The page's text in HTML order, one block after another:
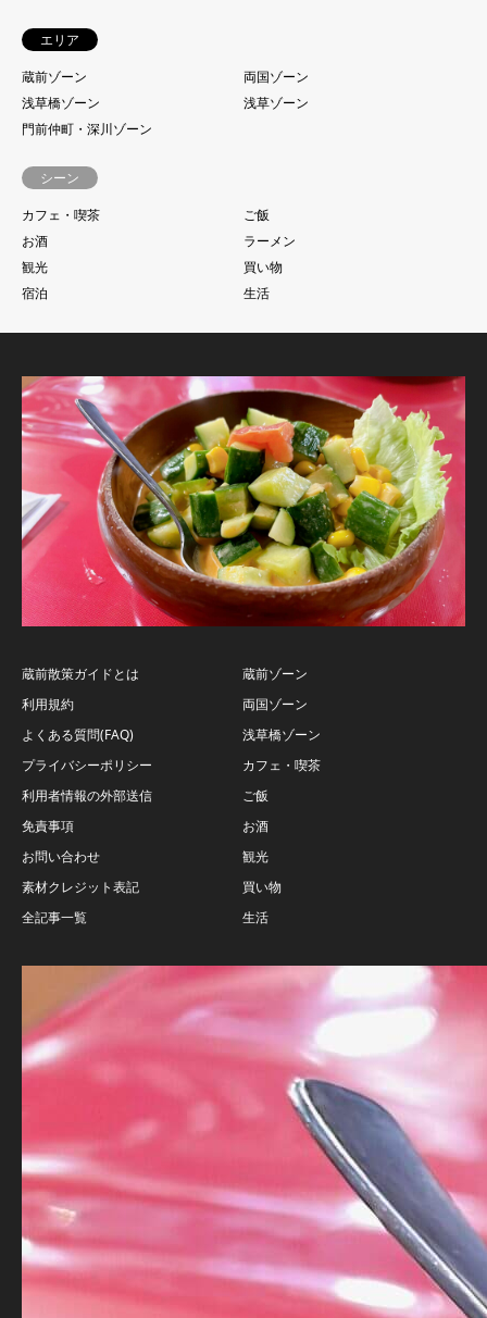
エリア
蔵前ゾーン
両国ゾーン
浅草橋ゾーン
浅草ゾーン
門前仲町・深川ゾーン
シーン
カフェ・喫茶
ご飯
お酒
ラーメン
観光
買い物
宿泊
生活
蔵前散策ガイドとは
利用規約
よくある質問(FAQ)
プライバシーポリシー
利用者情報の外部送信
免責事項
お問い合わせ
素材クレジット表記
全記事一覧
蔵前ゾーン
両国ゾーン
浅草橋ゾーン
カフェ・喫茶
ご飯
お酒
観光
買い物
生活